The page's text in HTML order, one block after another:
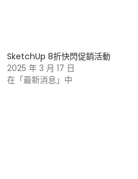
SketchUp 8折快閃促銷活動
2025 年 3 月 17 日
在「最新消息」中